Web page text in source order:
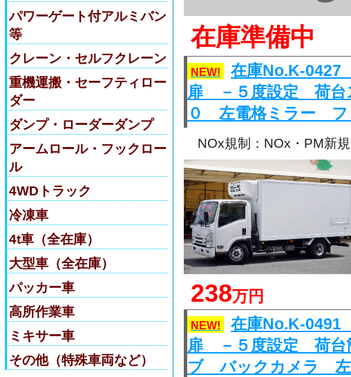
パワーゲート付アルミバン
等
クレーン・セルフクレーン
重機運搬・セーフティロー
ダー
ダンプ・ローダーダンプ
アームロール・フックロー
ル
4WDトラック
冷凍車
4t車（全在庫）
大型車（全在庫）
パッカー車
高所作業車
ミキサー車
その他（特殊車両など）
在庫準備中
NEW!
在庫No.K-
扉 －５度設定 荷台
０ 左電格ミラー フ
NOx規制：NOx・PM新
238万円
NEW!
在庫No.K-
扉 －５度設定 荷台
ブ バックカメラ 左